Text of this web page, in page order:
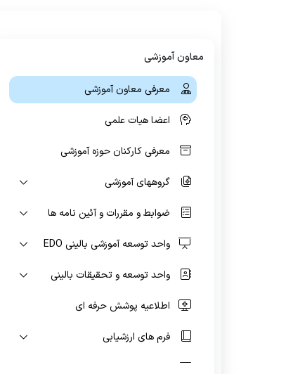
افتخارات
بیانیه
سیستم پیشنهادی همکاران
مدیرپرستاری
سوپروایزرها
معاون آموزشی
معرفی معاون آموزشی
اعضا هیات علمی
معرفی کارکنان حوزه آموزشی
گروههای آموزشی
ضوابط و مقررات و آئین نامه ها
واحد توسعه آموزشی بالینی EDO
واحد توسعه و تحقیقات بالینی
اطلاعیه پوشش حرفه ای
فرم های ارزشیابی